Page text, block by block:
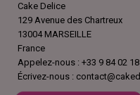
Cake Delice
129 Avenue des Chartreux
13004 MARSEILLE
France
Appelez-nous : +33 9 84 02
Écrivez-nous :